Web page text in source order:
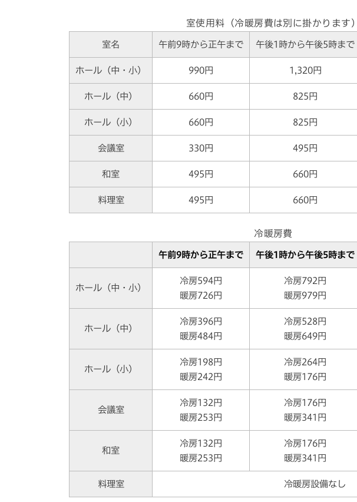
室使用料（冷暖房費は別に掛かります）
室名 午前9時から正午まで 午後1時から午後5時まで
ホール（中・小） 990円 1,320円
ホール（中） 660円 825円
ホール（小） 660円 825円
会議室 330円 495円
和室 495円 660円
料理室 495円 660円
冷暖房費
午前9時から正午まで 午後1時から午後5時まで
ホール（中・小）
冷房594円
暖房726円
冷房792円
暖房979円
ホール（中）
冷房396円
暖房484円
冷房528円
暖房649円
ホール（小）
冷房198円
暖房242円
冷房264円
暖房176円
会議室
冷房132円
暖房253円
冷房176円
暖房341円
和室
冷房132円
暖房253円
冷房176円
暖房341円
料理室 冷暖房設備なし